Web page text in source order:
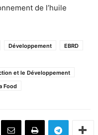
de l’huile
Développement
EBRD
et le Développement
Food